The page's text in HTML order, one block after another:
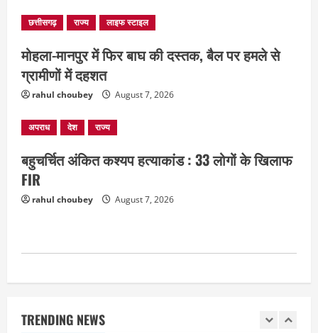
छत्तीसगढ़ राज्य लाइफ स्टाइल
मोहला-मानपुर में फिर बाघ की दस्तक, बैल पर हमले से
ग्रामीणों में दहशत
rahul choubey August 7, 2026
अपराध देश राज्य
बहुचर्चित अंकित कश्यप हत्याकांड : 33 लोगों के खिलाफ
FIR
rahul choubey August 7, 2026
TRENDING NEWS
3
खिलाफ FIR
ग्रेटर नोएडा में दूषित पानी पीने से 100 से ज्यादा
लोग बीमार
रायपुर में “लक्ष्य” द्वारा भव्य प्रतिभा सम्मान एवं
करियर मार्गदर्शन कार्यक्रम संपन्न
1
बहन ने कारोबारी भाई पर लगाया करोड़ों रुपये